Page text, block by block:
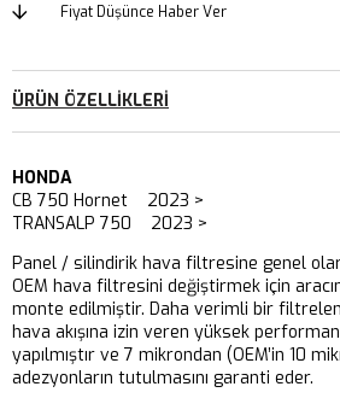
Fiyat Düşünce Haber Ver
ÜRÜN ÖZELLIKLERI
HONDA
CB 750 Hornet 2023 >
TRANSALP 750 2023 >
Panel / silindirik hava filtresine genel
OEM hava filtresini değiştirmek için
monte edilmiştir. Daha verimli bir
hava akışına izin veren yüksek
yapılmıştır ve 7 mikrondan (OEM’in 10
adezyonların tutulmasını garanti eder.